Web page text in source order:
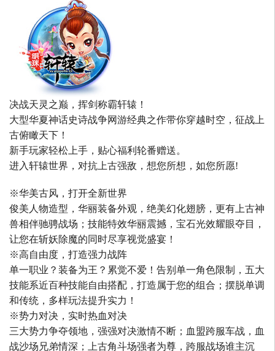
决战天灵之巅，挥剑称霸轩辕！
大型华夏神话史诗战争网游经典之作带你穿越时空，征战上
古俯瞰天下！
新手玩家轻松上手，贴心福利轮番赠送。
进入轩辕世界，对抗上古强敌，想您所想，如您所愿!
※华美古风，打开全新世界
俊美人物造型，华丽装备外观，绝美幻化翅膀，更有上古神
兽相伴驰骋战场；技能特效华丽震撼，宝石光效耀眼夺目，
让您在斩妖除魔的同时尽享视觉盛宴！
※高自由度，打造强力战阵
单一职业？装备为王？累觉不爱！告别单一角色限制，五大
技能系近百种技能自由搭配，打造属于您的组合；摆脱单调
和传统，多样玩法提升实力！
※势力对决，实时热血对决
三大势力争夺领地，强强对决激情不断；血盟跨服车战，血
战沙场兄弟情深；上古角斗场强者为尊，跨服战场谁主沉